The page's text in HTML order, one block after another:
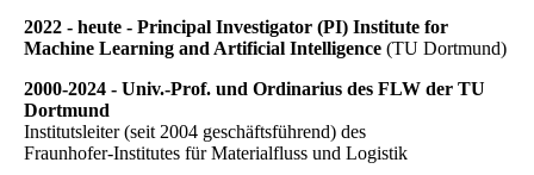
2022 - heute - Principal Investigator (PI) Institute for
Machine Learning and Artificial Intelligence (TU Dortmund)
2000-2024 - Univ.-Prof. und Ordinarius des FLW der TU
Dortmund
Institutsleiter (seit 2004 geschäftsführend) des
Fraunhofer-Institutes für Materialfluss und Logistik